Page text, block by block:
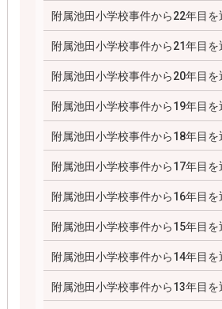
附属池田小学校事件から22年目を
附属池田小学校事件から21年目を
附属池田小学校事件から20年目を
附属池田小学校事件から19年目を
附属池田小学校事件から18年目を
附属池田小学校事件から17年目を
附属池田小学校事件から16年目を
附属池田小学校事件から15年目を
附属池田小学校事件から14年目を
附属池田小学校事件から13年目を